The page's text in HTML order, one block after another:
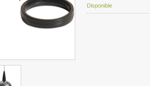
Disponible